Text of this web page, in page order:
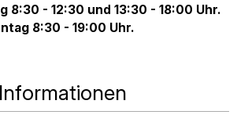
8:30 - 12:30 und 13:30 - 18:00 Uhr.
8:30 - 19:00 Uhr.